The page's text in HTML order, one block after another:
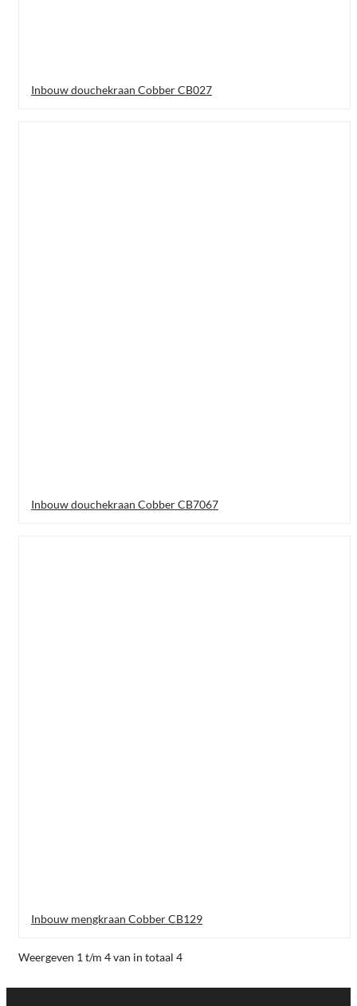
Inbouw douchekraan Cobber CB027
Inbouw douchekraan Cobber CB7067
Inbouw mengkraan Cobber CB129
Weergeven 1 t/m 4 van in totaal 4